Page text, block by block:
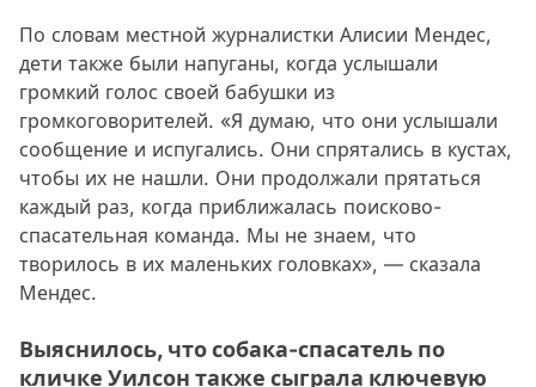
По словам местной журналистки Алисии Мендес,
дети также были напуганы, когда услышали
громкий голос своей бабушки из
громкоговорителей. «Я думаю, что они услышали
сообщение и испугались. Они спрятались в кустах,
чтобы их не нашли. Они продолжали прятаться
каждый раз, когда приближалась поисково-
спасательная команда. Мы не знаем, что
творилось в их маленьких головках», — сказала
Мендес.
Выяснилось, что собака-спасатель по
кличке Уилсон также сыграла ключевую